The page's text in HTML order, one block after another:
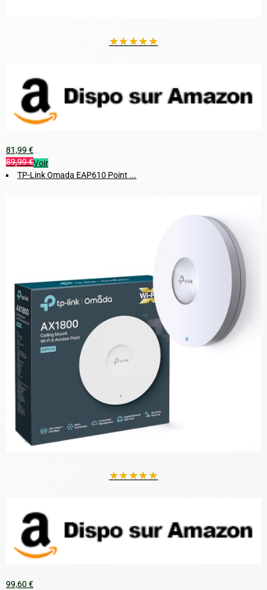
★★★★★
81,99 €
89,99 €Voir
TP-Link Omada EAP610 Point ...
★★★★★
99,60 €